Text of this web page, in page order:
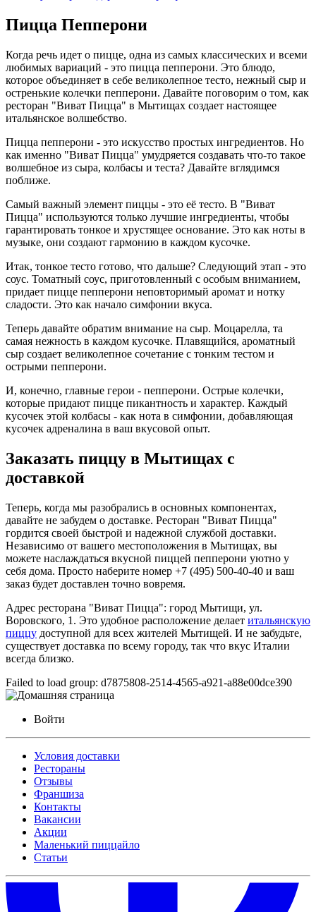
Пицца Пепперони
Когда речь идет о пицце, одна из самых классических и всеми
любимых вариаций - это пицца пепперони. Это блюдо,
которое объединяет в себе великолепное тесто, нежный сыр и
остренькие колечки пепперони. Давайте поговорим о том, как
ресторан "Виват Пицца" в Мытищах создает настоящее
итальянское волшебство.
Пицца пепперони - это искусство простых ингредиентов. Но
как именно "Виват Пицца" умудряется создавать что-то такое
волшебное из сыра, колбасы и теста? Давайте вглядимся
поближе.
Самый важный элемент пиццы - это её тесто. В "Виват
Пицца" используются только лучшие ингредиенты, чтобы
гарантировать тонкое и хрустящее основание. Это как ноты в
музыке, они создают гармонию в каждом кусочке.
Итак, тонкое тесто готово, что дальше? Следующий этап - это
соус. Томатный соус, приготовленный с особым вниманием,
придает пицце пепперони неповторимый аромат и нотку
сладости. Это как начало симфонии вкуса.
Теперь давайте обратим внимание на сыр. Моцарелла, та
самая нежность в каждом кусочке. Плавящийся, ароматный
сыр создает великолепное сочетание с тонким тестом и
острыми пепперони.
И, конечно, главные герои - пепперони. Острые колечки,
которые придают пицце пикантность и характер. Каждый
кусочек этой колбасы - как нота в симфонии, добавляющая
кусочек адреналина в ваш вкусовой опыт.
Заказать пиццу в Мытищах с
доставкой
Теперь, когда мы разобрались в основных компонентах,
давайте не забудем о доставке. Ресторан "Виват Пицца"
гордится своей быстрой и надежной службой доставки.
Независимо от вашего местоположения в Мытищах, вы
можете наслаждаться вкусной пиццей пепперони уютно у
себя дома. Просто наберите номер +7 (495) 500-40-40 и ваш
заказ будет доставлен точно вовремя.
Адрес ресторана "Виват Пицца": город Мытищи, ул.
Воровского, 1. Это удобное расположение делает итальянскую
пиццу доступной для всех жителей Мытищей. И не забудьте,
существует доставка по всему городу, так что вкус Италии
всегда близко.
Failed to load group: d7875808-2514-4565-a921-a88e00dce390
Войти
Условия доставки
Рестораны
Отзывы
Франшиза
Контакты
Вакансии
Акции
Маленький пиццайло
Статьи